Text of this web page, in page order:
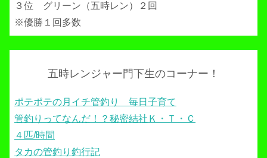
３位 グリーン（五時レン）２回
※優勝１回多数
五時レンジャー門下生のコーナー！
ポテポテの月イチ管釣り 毎日子育て
管釣りってなんだ！？秘密結社Ｋ・Ｔ・Ｃ
４匹/時間
タカの管釣り釣行記